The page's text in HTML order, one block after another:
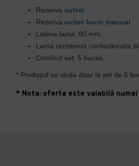
Rezerva cutter
Rezerva cutter lucru manual
Latime lama: 80 mm
Lama rezistenta confectionata
Continut set: 5 bucati.
* Produsul se vinde doar la set de 5
* Nota: oferta este valabilă